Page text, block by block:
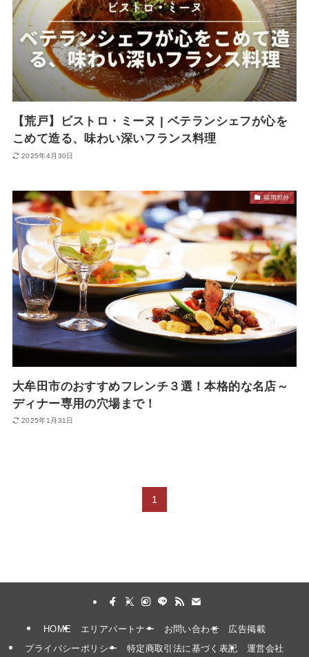
【荒戸】ビストロ・ミーヌ | ベテランシェフが心を
こめて造る、味わい深いフランス料理
2025年4月30日
福岡郊外
大牟田市のおすすめフレンチ３選！本格的な名店～
ディナー専用の穴場まで！
2025年1月31日
1
HOME エリアパートナー お問い合わせ
広告掲載
プライバシーポリシー
特定商取引法に基づく表記 運営会社